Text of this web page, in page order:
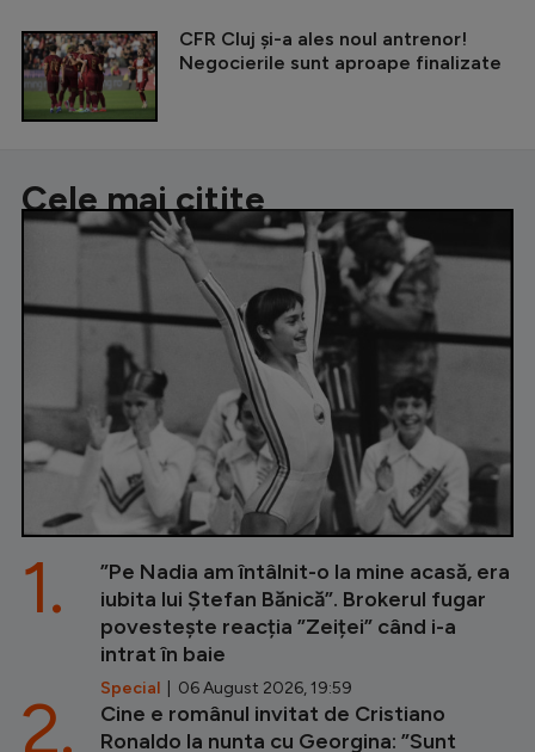
CFR Cluj și-a ales noul antrenor!
Negocierile sunt aproape finalizate
Cele mai citite
”Pe Nadia am întâlnit-o la mine acasă, era
iubita lui Ștefan Bănică”. Brokerul fugar
povestește reacția ”Zeiței” când i-a
intrat în baie
Special | 06 August 2026, 19:59
1.
Cine e românul invitat de Cristiano
Ronaldo la nunta cu Georgina: ”Sunt
2.